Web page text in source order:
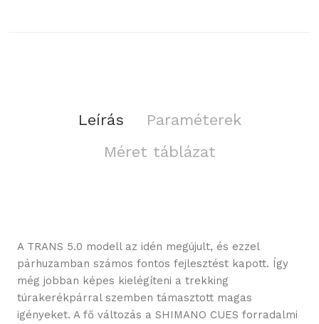
Leírás
Paraméterek
Méret táblázat
A TRANS 5.0 modell az idén megújult, és ezzel
párhuzamban számos fontos fejlesztést kapott. Így
még jobban képes kielégíteni a trekking
túrakerékpárral szemben támasztott magas
igényeket. A fő változás a SHIMANO CUES forradalmi